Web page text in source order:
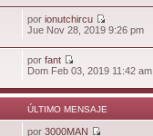
porionutchircu
Jue Nov 28, 2019 9:26 pm
porfant
Dom Feb 03, 2019 11:42 am
ÚLTIMO MENSAJE
por3000MAN